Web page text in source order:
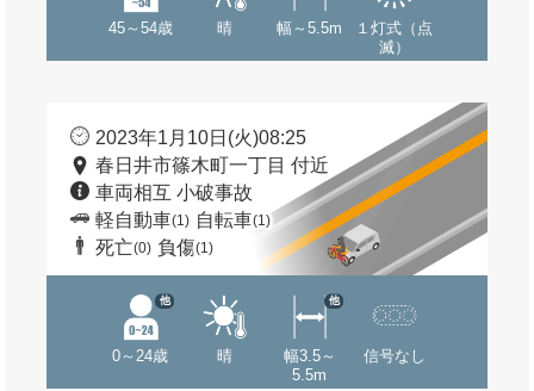
45～54歳 晴 幅～5.5m
１灯式（点
滅）
2023年1月10日(火)08:25
春日井市篠木町一丁目 付近
車両相互 小破事故
軽自動車(1) 自転車(1)
死亡(0) 負傷(1)
0～24歳
他
晴
幅3.5～
5.5m
他
信号なし